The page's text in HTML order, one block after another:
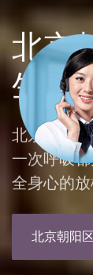
北京
生活
北京朝阳
一次呼吸
全身心的放
北京朝阳